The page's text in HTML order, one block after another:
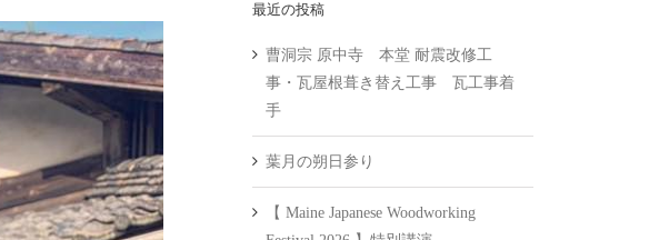
最近の投稿
曹洞宗 原中寺 本堂 耐震改修工
事・瓦屋根葺き替え工事 瓦工事着
手
葉月の朔日参り
【 Maine Japanese Woodworking